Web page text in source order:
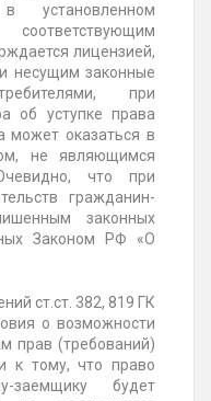
установленном
лицензией,
несущим законные
при
об уступке права
может оказаться в
не являющимся
что при
гражданин-
законных
Законом РФ «О
ст.ст. 382, 819 ГК
о возможности
прав (требований)
к тому, что право
заемщику будет